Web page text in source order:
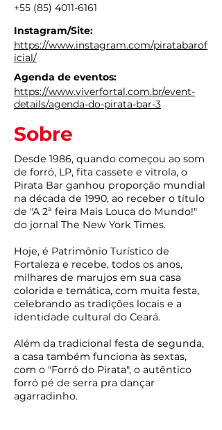
+55 (85) 4011-6161
Instagram/Site:
https://www.instagram.com/piratabarof
icial/
Agenda de eventos:
https://www.viverfortal.com.br/event-
details/agenda-do-pirata-bar-3
Sobre
Desde 1986, quando começou ao som
de forró, LP, fita cassete e vitrola, o
Pirata Bar ganhou proporção mundial
na década de 1990, ao receber o título
de "A 2ª feira Mais Louca do Mundo!"
do jornal The New York Times.
Hoje, é Patrimônio Turístico de
Fortaleza e recebe, todos os anos,
milhares de marujos em sua casa
colorida e temática, com muita festa,
celebrando as tradições locais e a
identidade cultural do Ceará.
Além da tradicional festa de segunda,
a casa também funciona às sextas,
com o "Forró do Pirata", o autêntico
forró pé de serra pra dançar
agarradinho.